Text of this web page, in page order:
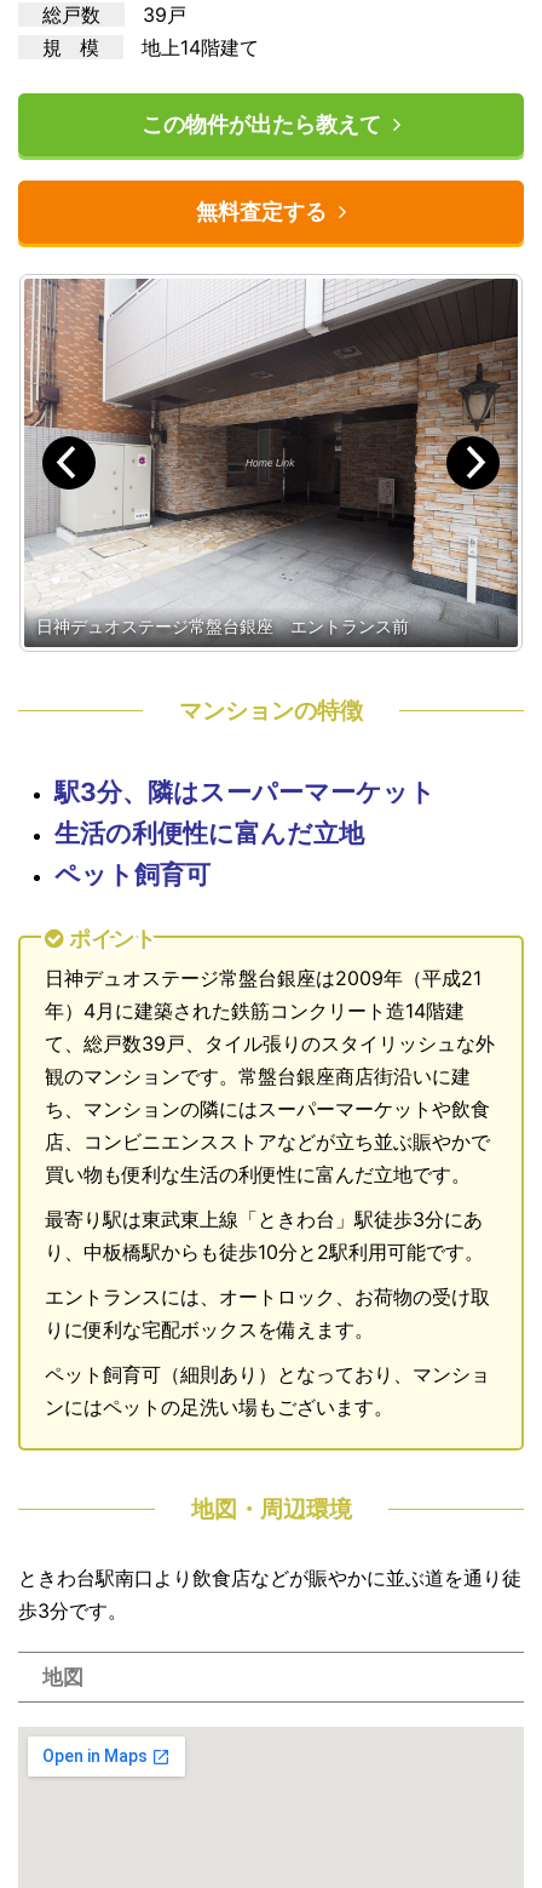
総戸数
39戸
規 模
地上14階建て
この物件が出たら教えて
無料査定する
日神デュオステージ常盤台銀座 エントランス前
マンションの特徴
駅3分、隣はスーパーマーケット
生活の利便性に富んだ立地
ペット飼育可
ポイント
日神デュオステージ常盤台銀座は2009年（平成21
年）4月に建築された鉄筋コンクリート造14階建
て、総戸数39戸、タイル張りのスタイリッシュな外
観のマンションです。常盤台銀座商店街沿いに建
ち、マンションの隣にはスーパーマーケットや飲食
店、コンビニエンスストアなどが立ち並ぶ賑やかで
買い物も便利な生活の利便性に富んだ立地です。
最寄り駅は東武東上線「ときわ台」駅徒歩3分にあ
り、中板橋駅からも徒歩10分と2駅利用可能です。
エントランスには、オートロック、お荷物の受け取
りに便利な宅配ボックスを備えます。
ペット飼育可（細則あり）となっており、マンショ
ンにはペットの足洗い場もございます。
地図・周辺環境
ときわ台駅南口より飲食店などが賑やかに並ぶ道を通り徒
歩3分です。
地図